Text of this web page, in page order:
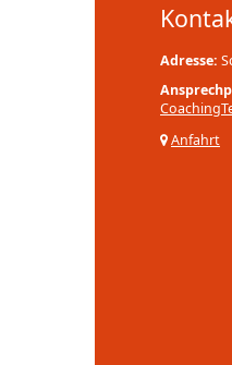
Adresse:
Anfahrt